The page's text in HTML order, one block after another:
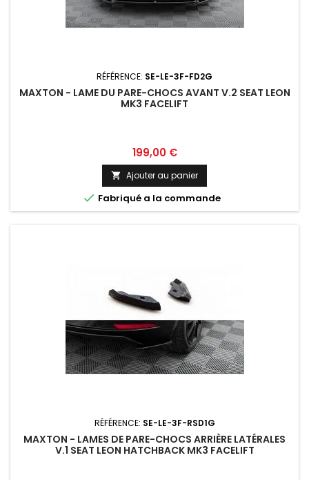
RÉFÉRENCE: SE-LE-3F-FD2G
MAXTON - LAME DU PARE-CHOCS AVANT V.2 SEAT LEON
MK3 FACELIFT
Prix
199,00 €
 Ajouter au panier
 Fabriqué a la commande
RÉFÉRENCE: SE-LE-3F-RSD1G
MAXTON - LAMES DE PARE-CHOCS ARRIÈRE LATÉRALES
V.1 SEAT LEON HATCHBACK MK3 FACELIFT